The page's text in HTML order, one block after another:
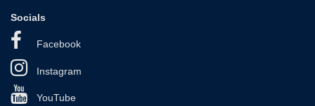
Socials
Facebook
Instagram
YouTube